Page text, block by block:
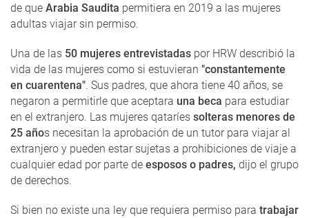
de que Arabia Saudita permitiera en 2019 a las mujeres
adultas viajar sin permiso.
Una de las 50 mujeres entrevistadas por HRW describió la
vida de las mujeres como si estuvieran "constantemente
en cuarentena". Sus padres, que ahora tiene 40 años, se
negaron a permitirle que aceptara una beca para estudiar
en el extranjero. Las mujeres qataríes solteras menores de
25 años necesitan la aprobación de un tutor para viajar al
extranjero y pueden estar sujetas a prohibiciones de viaje a
cualquier edad por parte de esposos o padres, dijo el grupo
de derechos.
Si bien no existe una ley que requiera permiso para trabajar